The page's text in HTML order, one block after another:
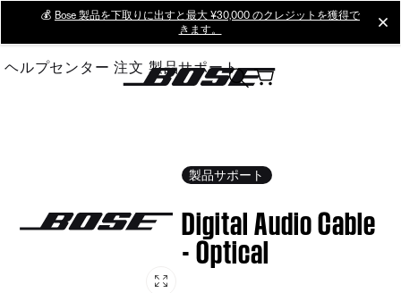
Main
💰 Bose 製品を下取りに出すと最大 ¥30,000 のクレジットを獲得で
きます。
ヘルプセンター 注文 製品サポート
製品サポート
Digital Audio Cable
- Optical